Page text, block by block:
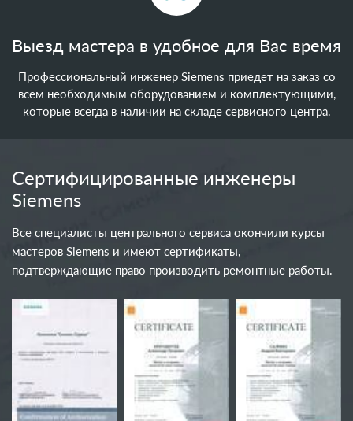
Выезд мастера в удобное для Вас время
Профессиональный инженер Siemens приедет на заказ со
всем необходимым оборудованием и комплектующими,
которые всегда в наличии на складе сервисного центра.
Сертифицированные инженеры
Siemens
Все специалисты центрального сервиса окончили курсы
мастеров Siemens и имеют сертификаты,
подтверждающие право производить ремонтные работы.